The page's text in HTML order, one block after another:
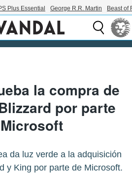
Plus Essential George R.R. Martin Beast of
la compra de
por parte
da luz verde a la adquisición
y King por parte de Microsoft.